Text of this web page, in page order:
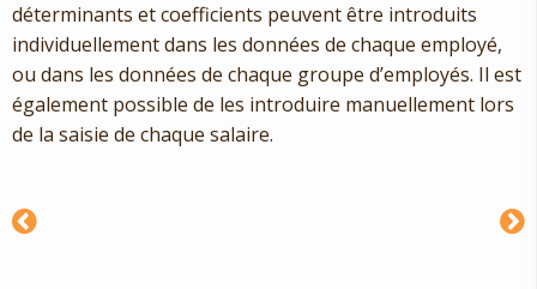
déterminants et coefficients peuvent être introduits
individuellement dans les données de chaque employé,
ou dans les données de chaque groupe d’employés. Il est
également possible de les introduire manuellement lors
de la saisie de chaque salaire.